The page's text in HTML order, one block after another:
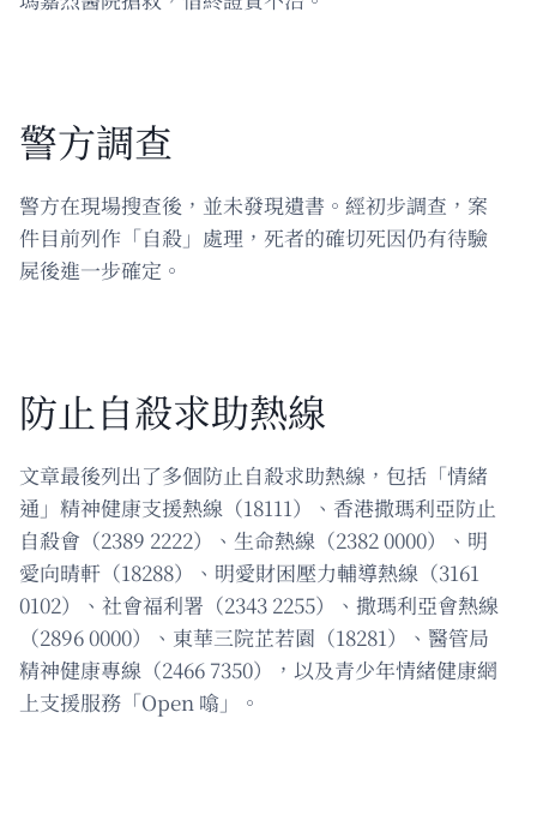
警方調查
警方在現場搜查後，並未發現遺書。經初步調查，案
件目前列作「自殺」處理，死者的確切死因仍有待驗
屍後進一步確定。
防止自殺求助熱線
文章最後列出了多個防止自殺求助熱線，包括「情緒
通」精神健康支援熱線（18111）、香港撒瑪利亞防止
自殺會（2389 2222）、生命熱線（2382 0000）、明
愛向晴軒（18288）、明愛財困壓力輔導熱線（3161
0102）、社會福利署（2343 2255）、撒瑪利亞會熱線
（2896 0000）、東華三院芷若園（18281）、醫管局
精神健康專線（2466 7350），以及青少年情緒健康網
上支援服務「Open 噏」。